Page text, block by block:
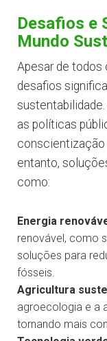
Desafios e
Mundo
Apesar de todos
desafios
as políticas
conscientização
entanto,
como:
Energia
renovável, como
soluções para
fósseis.
Agricultura
agroecologia e a
tornando mais